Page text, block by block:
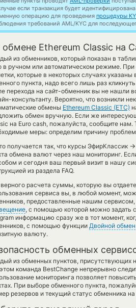
если транзакция будет
операцию для проведения процедуры
требований AML/KYC для
Ethereum Classic на
из обменников, который показан в
в ручном или автоматическом режиме.
которые в некоторых случаях
пункта, надо всего лишь раз
перехода на сайт-обменник вы не нашли
консультанту. Вероятно, что возникли
обмены Ethereum Classic (ETC)
обмен вручную. Если же
на Euro cash, пожалуйста, сообщите
меры: определим причину
получается так, что курсы ЭфирКлассик →
обмена валют через наш мониторинг.
и сегодня ваш первый визит в нашу
из раздела FAQ.
расчета суммы, которую вы
сервиса вы, в любой момент,
предоставленные нашим
, с помощью которой можно задать
информацию сразу же в тот момент,
с помощью функции Двойной обмен
валюту.
обменных
из обменных пунктов, присутствующих
команда BestChange непрерывно
мониторинга позволяет
При выборе обменного пункта,
резервов и текущий статус обменника